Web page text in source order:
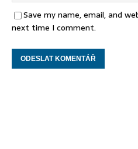
Save my name, email, and
next time I comment.